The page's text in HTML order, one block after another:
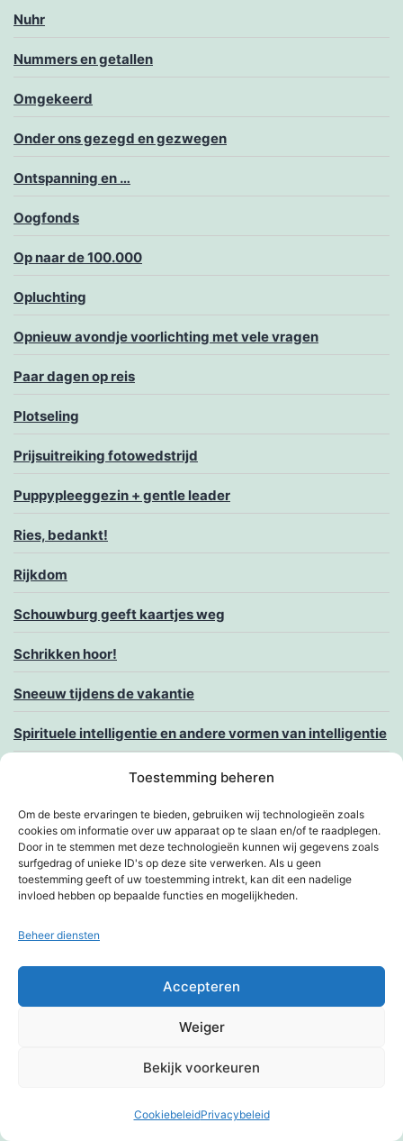
Toestemming beheren
Om de beste ervaringen te bieden, gebruiken wij technologieën zoals
cookies om informatie over uw apparaat op te slaan en/of te raadplegen.
Door in te stemmen met deze technologieën kunnen wij gegevens zoals
surfgedrag of unieke ID's op deze site verwerken. Als u geen
toestemming geeft of uw toestemming intrekt, kan dit een nadelige
invloed hebben op bepaalde functies en mogelijkheden.
Beheer diensten
Accepteren
Weiger
Bekijk voorkeuren
CookiebeleidPrivacybeleid
Nuhr
Nummers en getallen
Omgekeerd
Onder ons gezegd en gezwegen
Ontspanning en …
Oogfonds
Op naar de 100.000
Opluchting
Opnieuw avondje voorlichting met vele vragen
Paar dagen op reis
Plotseling
Prijsuitreiking fotowedstrijd
Puppypleeggezin + gentle leader
Ries, bedankt!
Rijkdom
Schouwburg geeft kaartjes weg
Schrikken hoor!
Sneeuw tijdens de vakantie
Spirituele intelligentie en andere vormen van intelligentie
Sporten voor iedereen
Sportvrijwilliger van het jaar 2018
Stelletje vandalen
Stil, Kim strijkt
Stop de tijd
Stroomstoring; is me dat wat!
Taggen?
Donkere modus: